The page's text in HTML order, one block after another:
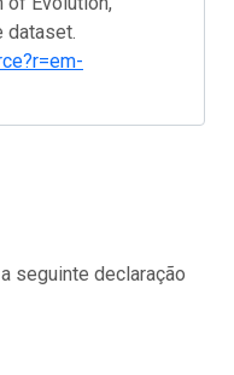
dataset.
seguinte declaração